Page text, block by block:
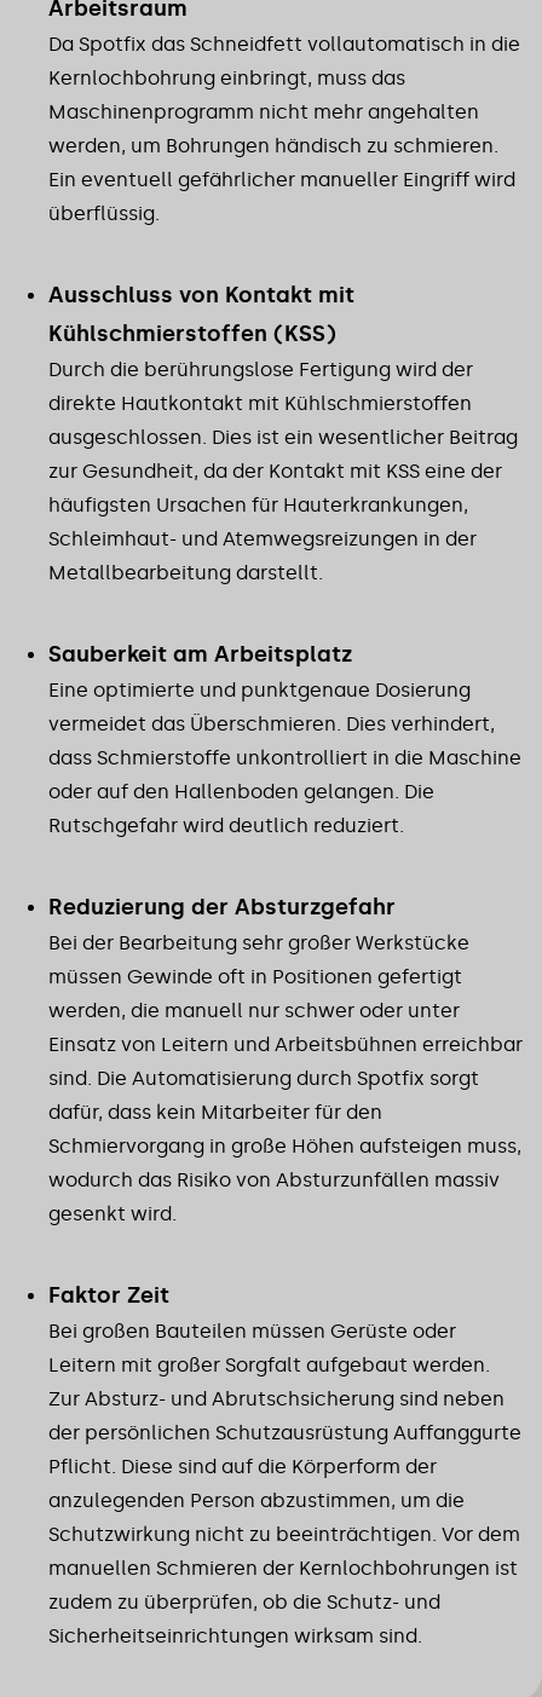
Arbeitsraum
Da Spotfix das Schneidfett vollautomatisch in die
Kernlochbohrung einbringt, muss das
Maschinenprogramm nicht mehr angehalten
werden, um Bohrungen händisch zu schmieren.
Ein eventuell gefährlicher manueller Eingriff wird
überflüssig.
Ausschluss von Kontakt mit
Kühlschmierstoffen (KSS)
Durch die berührungslose Fertigung wird der
direkte Hautkontakt mit Kühlschmierstoffen
ausgeschlossen. Dies ist ein wesentlicher Beitrag
zur Gesundheit, da der Kontakt mit KSS eine der
häufigsten Ursachen für Hauterkrankungen,
Schleimhaut- und Atemwegsreizungen in der
Metallbearbeitung darstellt.
Sauberkeit am Arbeitsplatz
Eine optimierte und punktgenaue Dosierung
vermeidet das Überschmieren. Dies verhindert,
dass Schmierstoffe unkontrolliert in die Maschine
oder auf den Hallenboden gelangen. Die
Rutschgefahr wird deutlich reduziert.
Reduzierung der Absturzgefahr
Bei der Bearbeitung sehr großer Werkstücke
müssen Gewinde oft in Positionen gefertigt
werden, die manuell nur schwer oder unter
Einsatz von Leitern und Arbeitsbühnen erreichbar
sind. Die Automatisierung durch Spotfix sorgt
dafür, dass kein Mitarbeiter für den
Schmiervorgang in große Höhen aufsteigen muss,
wodurch das Risiko von Absturzunfällen massiv
gesenkt wird.
Faktor Zeit
Bei großen Bauteilen müssen Gerüste oder
Leitern mit großer Sorgfalt aufgebaut werden.
Zur Absturz- und Abrutschsicherung sind neben
der persönlichen Schutzausrüstung Auffanggurte
Pflicht. Diese sind auf die Körperform der
anzulegenden Person abzustimmen, um die
Schutzwirkung nicht zu beeinträchtigen. Vor dem
manuellen Schmieren der Kernlochbohrungen ist
zudem zu überprüfen, ob die Schutz- und
Sicherheitseinrichtungen wirksam sind.